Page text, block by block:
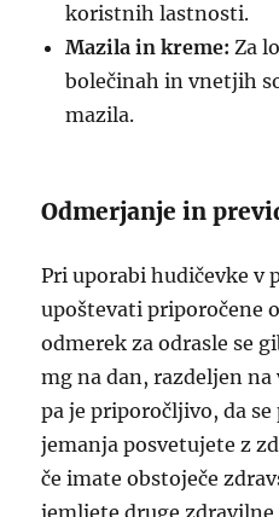
koristnih lastnosti.
Mazila in kreme: Za
bolečinah in vnetjih
mazila.
Odmerjanje in
Pri uporabi hudičevke v
upoštevati priporočene
odmerek za odrasle se
mg na dan, razdeljen
pa je priporočljivo, da
jemanja posvetujete z
če imate obstoječe
jemljete druge